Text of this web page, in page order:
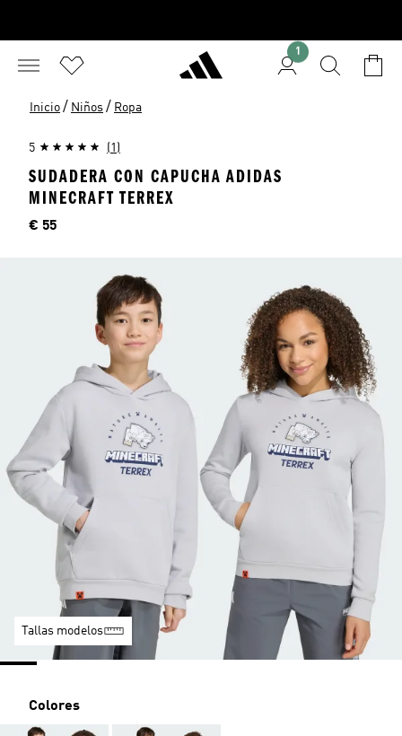
1
Inicio / Niños / Ropa
5 (1)
SUDADERA CON CAPUCHA ADIDAS
MINECRAFT TERREX
Precio
€ 55
Tallas modelos
Colores